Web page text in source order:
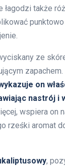
łagodzi także
punktowo
ze
zapachem.
on
nastrój i
wspiera on
rześki aromat
,